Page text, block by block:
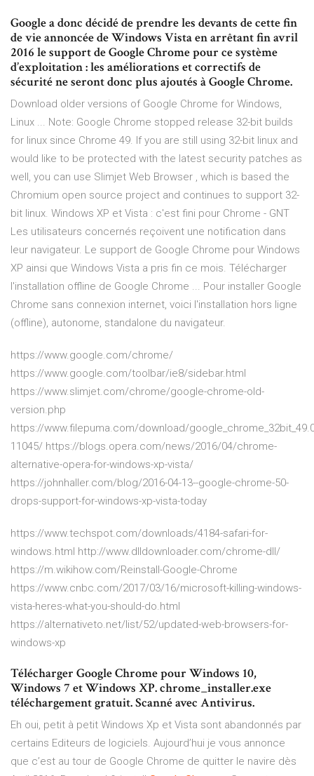
Google a donc décidé de prendre les devants de cette fin
de vie annoncée de Windows Vista en arrêtant fin avril
2016 le support de Google Chrome pour ce système
d’exploitation : les améliorations et correctifs de
sécurité ne seront donc plus ajoutés à Google Chrome.
Download older versions of Google Chrome for Windows,
Linux ... Note: Google Chrome stopped release 32-bit builds
for linux since Chrome 49. If you are still using 32-bit linux and
would like to be protected with the latest security patches as
well, you can use Slimjet Web Browser , which is based the
Chromium open source project and continues to support 32-
bit linux. Windows XP et Vista : c'est fini pour Chrome - GNT
Les utilisateurs concernés reçoivent une notification dans
leur navigateur. Le support de Google Chrome pour Windows
XP ainsi que Windows Vista a pris fin ce mois. Télécharger
l'installation offline de Google Chrome ... Pour installer Google
Chrome sans connexion internet, voici l'installation hors ligne
(offline), autonome, standalone du navigateur.
https://www.google.com/chrome/
https://www.google.com/toolbar/ie8/sidebar.html
https://www.slimjet.com/chrome/google-chrome-old-
version.php
https://www.filepuma.com/download/
11045/ https://blogs.opera.com/news/2016/04/chrome-
alternative-opera-for-windows-xp-vista/
https://johnhaller.com/blog/2016-04-13--google-chrome-50-
drops-support-for-windows-xp-vista-today
https://www.techspot.com/downloads/4184-safari-for-
windows.html http://www.dlldownloader.com/chrome-dll/
https://m.wikihow.com/Reinstall-Google-Chrome
https://www.cnbc.com/2017/03/16/microsoft-killing-windows-
vista-heres-what-you-should-do.html
https://alternativeto.net/list/52/updated-web-browsers-for-
windows-xp
Télécharger Google Chrome pour Windows 10,
Windows 7 et Windows XP. chrome_installer.exe
téléchargement gratuit. Scanné avec Antivirus.
Eh oui, petit à petit Windows Xp et Vista sont abandonnés par
certains Editeurs de logiciels. Aujourd’hui je vous annonce
que c’est au tour de Google Chrome de quitter le navire dès